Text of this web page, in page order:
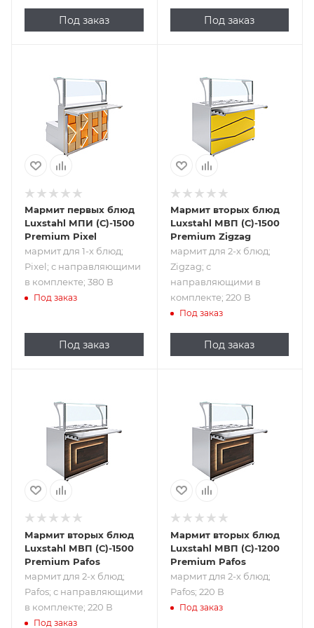
Под заказ Под заказ
мармит для 1-х
блюд; Pixel; с
направляющими
в комплекте; 380
Мармит первых блюд
Luxstahl МПИ (С)-1500
Premium Pixel
мармит для 1-х блюд;
Pixel; с направляющими
в комплекте; 380 В
Под заказ
Под заказ
мармит для 2-х
блюд; Zigzag; с
направляющими
в комплекте; 220
Мармит вторых блюд
Luxstahl МВП (С)-1500
Premium Zigzag
мармит для 2-х блюд;
Zigzag; с
направляющими в
комплекте; 220 В
Под заказ
Под заказ
мармит для 2-х
блюд; Pafos; с
направляющими
в комплекте; 220
Мармит вторых блюд
Luxstahl МВП (С)-1500
Premium Pafos
мармит для 2-х блюд;
Pafos; с направляющими
в комплекте; 220 В
Под заказ
мармит для 2-х
блюд; Pafos; 220 В
Мармит вторых блюд
Luxstahl МВП (С)-1200
Premium Pafos
мармит для 2-х блюд;
Pafos; 220 В
Под заказ